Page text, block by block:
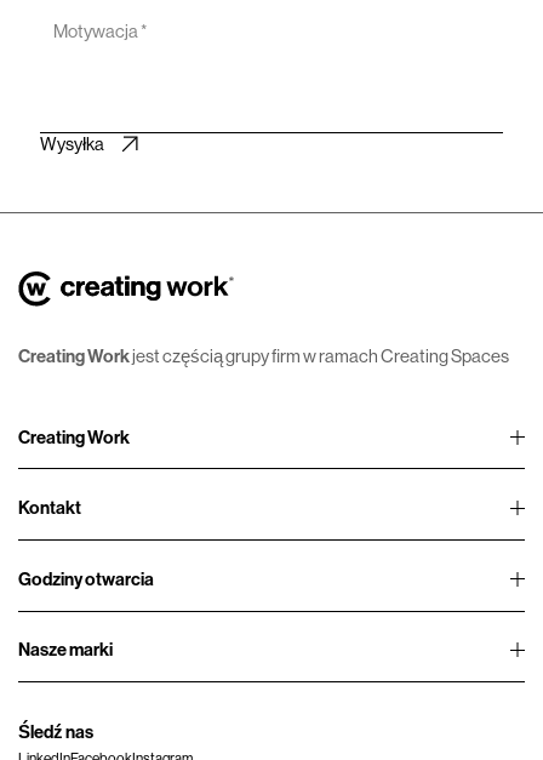
Creating Work
Kontakt
Godziny otwarcia
Creating Workjest częścią grupy firm w ramach Creating Spaces
Nasze marki
Śledź nas